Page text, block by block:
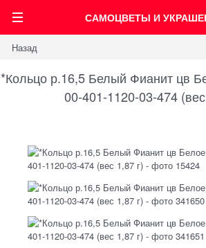
САМОЦВЕТЫ И
Назад
*Кольцо р.16,5 Белый Фианит цв
00-401-1120-03-474